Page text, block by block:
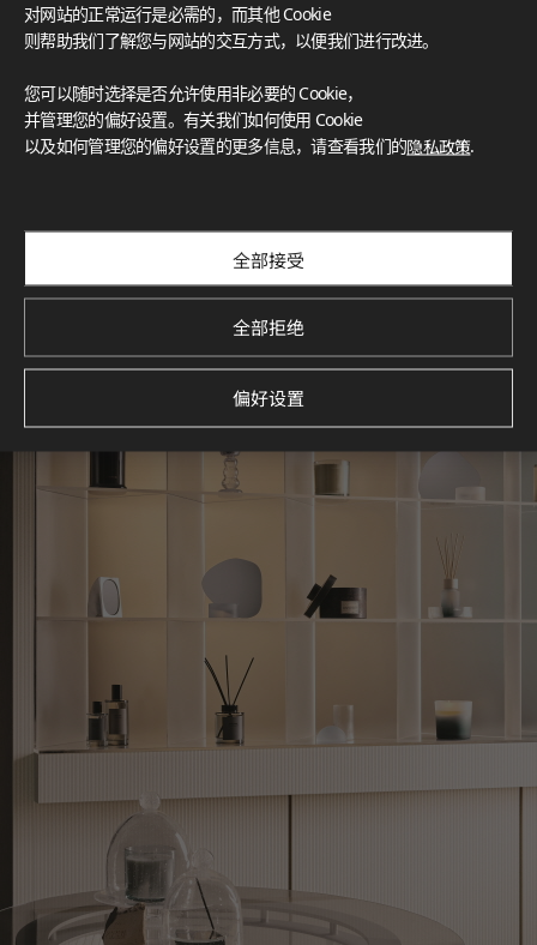
What These Certifications Mean
灵感画廊
对网站的正常运行是必需的，而其他 Cookie
则帮助我们了解您与网站的交互方式，以便我们进行改进。
您可以随时选择是否允许使用非必要的 Cookie，
并管理您的偏好设置。有关我们如何使用 Cookie
以及如何管理您的偏好设置的更多信息，请查看我们的隐私政策.
全部接受
全部拒绝
偏好设置